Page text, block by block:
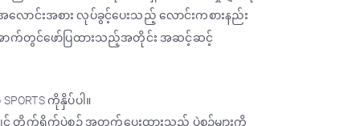
ာင်းအစား လုပ်ခွင့်ပေးသည့် လောင်းကစားနည်း
အောက်တွင်ဖော်ပြထားသည့်အတိုင်း အဆင့်ဆင့်
ကိုနှိပ်ပါ။
ျှင် တိုက်ရိုက်ပွဲစဉ် အတွက်ပေးထားသည့် ပွဲစဉ်များကို